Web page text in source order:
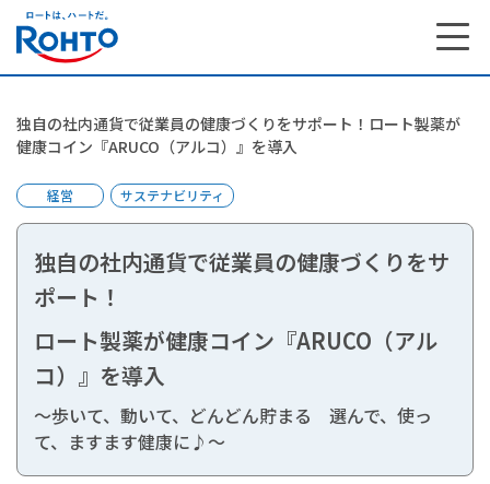
独自の社内通貨で従業員の健康づくりをサポート！ロート製薬が
健康コイン『ARUCO（アルコ）』を導入
経営 サステナビリティ
独自の社内通貨で従業員の健康づくりをサ
ポート！
ロート製薬が健康コイン『ARUCO（アル
コ）』を導入
～歩いて、動いて、どんどん貯まる 選んで、使っ
て、ますます健康に♪～